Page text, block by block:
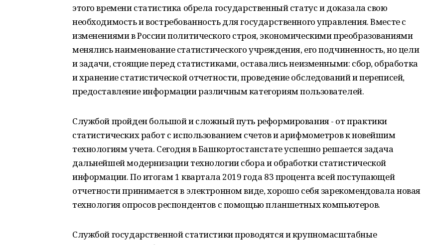
этого времени статистика обрела государственный статус и доказала свою
необходимость и востребованность для государственного управления. Вместе с
изменениями в России политического строя, экономическими преобразованиями
менялись наименование статистического учреждения, его подчиненность, но цели
и задачи, стоящие перед статистиками, оставались неизменными: сбор, обработка
и хранение статистической отчетности, проведение обследований и переписей,
предоставление информации различным категориям пользователей.
Службой пройден большой и сложный путь реформирования - от практики
статистических работ с использованием счетов и арифмометров к новейшим
технологиям учета. Сегодня в Башкортостанстате успешно решается задача
дальнейшей модернизации технологии сбора и обработки статистической
информации. По итогам 1 квартала 2019 года 83 процента всей поступающей
отчетности принимается в электронном виде, хорошо себя зарекомендовала новая
технология опросов респондентов с помощью планшетных компьютеров.
Службой государственной статистики проводятся и крупномасштабные